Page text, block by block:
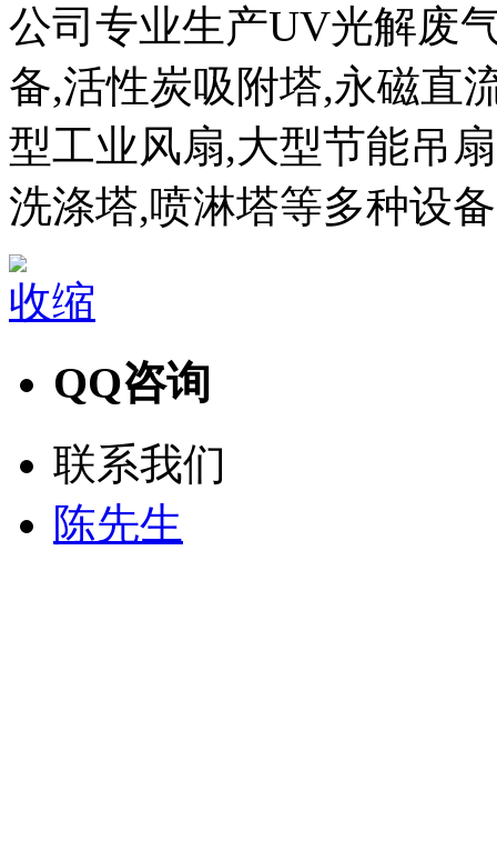
公司专业生产UV光解废
备,活性炭吸附塔,永磁直
型工业风扇,大型节能吊
洗涤塔,喷淋塔等多种设
收缩
QQ咨询
联系我们
陈先生